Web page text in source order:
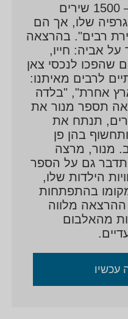
אהוד מנור כתב מעל ל – 1500 שירים
שלו, אך הם
רבים". בהרצאה
אביה: חייו,
שהפכו לנכסי צאן
לרבים מאיתנו:
אחרת", "בלדה
תספר מנור את
תנתח את
בהן פן
מנור, מרצה
תדבר גם על הספר
הילדות שלו,
בהתפתחות
ההרצאה מלווה
מהאלבום
עכשיו